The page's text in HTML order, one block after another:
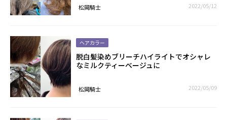
松岡騎士 2022/05/12
ヘアカラー
脱白髪染めブリーチハイライトでオシャレ
なミルクティーベージュに
松岡騎士 2022/05/09